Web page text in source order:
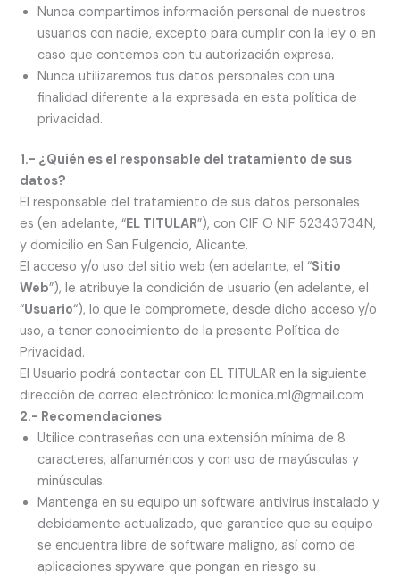
Nunca compartimos información personal de nuestros
usuarios con nadie, excepto para cumplir con la ley o en
caso que contemos con tu autorización expresa.
Nunca utilizaremos tus datos personales con una
finalidad diferente a la expresada en esta política de
privacidad.
1.- ¿Quién es el responsable del tratamiento de sus
datos?
El responsable del tratamiento de sus datos personales
es (en adelante, “EL TITULAR”), con CIF O NIF 52343734N,
y domicilio en San Fulgencio, Alicante.
El acceso y/o uso del sitio web (en adelante, el “Sitio
Web”), le atribuye la condición de usuario (en adelante, el
“Usuario“), lo que le compromete, desde dicho acceso y/o
uso, a tener conocimiento de la presente Política de
Privacidad.
El Usuario podrá contactar con EL TITULAR en la siguiente
dirección de correo electrónico: lc.monica.ml@gmail.com
2.- Recomendaciones
Utilice contraseñas con una extensión mínima de 8
caracteres, alfanuméricos y con uso de mayúsculas y
minúsculas.
Mantenga en su equipo un software antivirus instalado y
debidamente actualizado, que garantice que su equipo
se encuentra libre de software maligno, así como de
aplicaciones spyware que pongan en riesgo su